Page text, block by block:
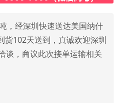
，经深圳快速送达美国纳什
货102天送到，真诚欢迎深圳
谈，商议此次接单运输相关